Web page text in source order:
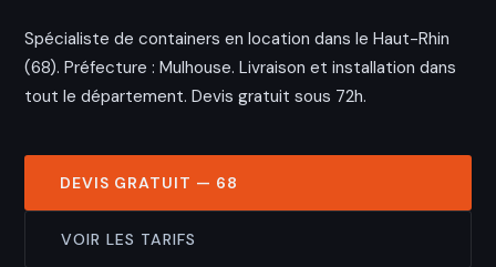
Spécialiste de containers en location dans le Haut-Rhin
(68). Préfecture : Mulhouse. Livraison et installation dans
tout le département. Devis gratuit sous 72h.
DEVIS GRATUIT — 68
VOIR LES TARIFS